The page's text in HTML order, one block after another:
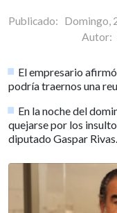
Publicado: Domingo,
Autor:
El empresario
podría traernos una
En la noche del
quejarse por los
diputado Gaspar Rivas.